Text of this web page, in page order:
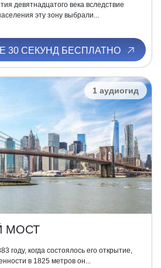
девятнадцатого века вследствие
эту зону выбрали...
30 СЕКУНД БЕСПЛАТНО
1 аудиогид
МОСТ
году, когда состоялось его открытие,
в 1825 метров он...